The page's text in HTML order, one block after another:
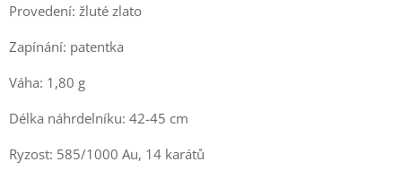
Provedení: žluté zlato
Zapínání: patentka
Váha: 1,80 g
Délka náhrdelníku: 42-45 cm
Ryzost: 585/1000 Au, 14 karátů